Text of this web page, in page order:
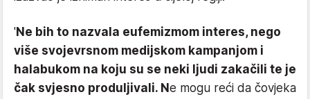
'Ne bih to nazvala eufemizmom interes, nego
više svojevrsnom medijskom kampanjom i
halabukom na koju su se neki ljudi zakačili te je
čak svjesno produljivali. N e mogu reći da čovjeka